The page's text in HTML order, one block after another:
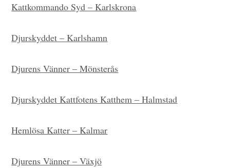
Kattkommando Syd – Karlskrona
Djurskyddet – Karlshamn
Djurens Vänner – Mönsterås
Djurskyddet Kattfotens Katthem – Halmstad
Hemlösa Katter – Kalmar
Djurens Vänner – Växjö